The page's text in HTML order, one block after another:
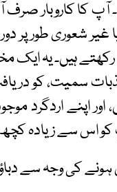
آپ کا کاروبار
غیر شعوری طور پر
ہیں۔ یہ ایک
سمیت، کو
اور اپنے اردگرد
اس سے زیادہ
کی وجہ سے